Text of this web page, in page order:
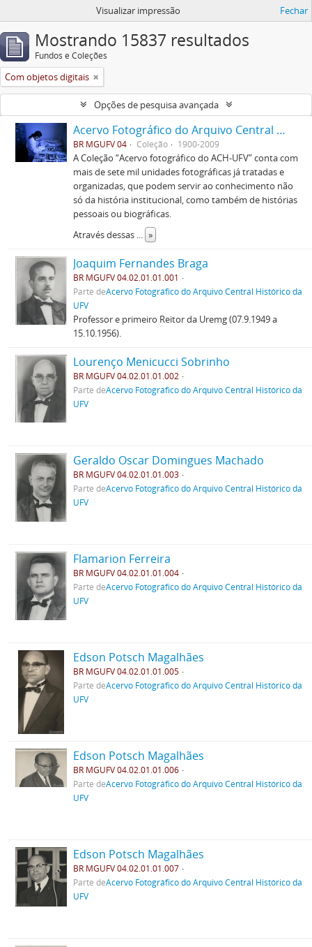
Visualizar impressão Fechar
Mostrando 15837 resultados
Fundos e Coleções
Com objetos digitais
Opções de pesquisa avançada
Acervo Fotográfico do Arquivo Central Histórico da UFV
BR MGUFV 04 Coleção 1900-2009
A Coleção “Acervo fotográfico do ACH-UFV” conta com
mais de sete mil unidades fotográficas já tratadas e
organizadas, que podem servir ao conhecimento não
só da história institucional, como também de histórias
pessoais ou biográficas.
Através dessas ... »
Joaquim Fernandes Braga
BR MGUFV 04.02.01.01.001
Parte deAcervo Fotográfico do Arquivo Central Histórico da
UFV
Professor e primeiro Reitor da Uremg (07.9.1949 a
15.10.1956).
Lourenço Menicucci Sobrinho
BR MGUFV 04.02.01.01.002
Parte deAcervo Fotográfico do Arquivo Central Histórico da
UFV
Geraldo Oscar Domingues Machado
BR MGUFV 04.02.01.01.003
Parte deAcervo Fotográfico do Arquivo Central Histórico da
UFV
Flamarion Ferreira
BR MGUFV 04.02.01.01.004
Parte deAcervo Fotográfico do Arquivo Central Histórico da
UFV
Edson Potsch Magalhães
BR MGUFV 04.02.01.01.005
Parte deAcervo Fotográfico do Arquivo Central Histórico da
UFV
Edson Potsch Magalhães
BR MGUFV 04.02.01.01.006
Parte deAcervo Fotográfico do Arquivo Central Histórico da
UFV
Edson Potsch Magalhães
BR MGUFV 04.02.01.01.007
Parte deAcervo Fotográfico do Arquivo Central Histórico da
UFV